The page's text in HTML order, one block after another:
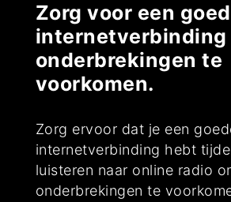
Zorg voor een
internetverbinding
onderbrekingen te
voorkomen.
Zorg ervoor dat je een
internetverbinding hebt
luisteren naar online radio
onderbrekingen te